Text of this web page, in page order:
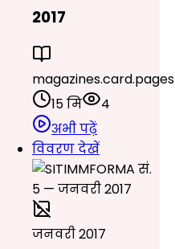
2017
magazines.card.pages
15 मि
4
अभी पढ़ें
विवरण देखें
जनवरी 2017